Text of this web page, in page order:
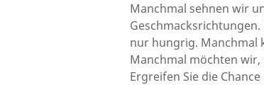
Manchmal sehnen wir
nur hungrig. Manchmal
Manchmal möchten
Ergreifen Sie die